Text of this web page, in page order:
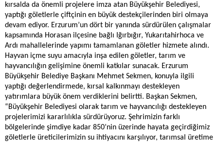
kırsalda da önemli projelere imza atan Büyükşehir Belediyesi,
yaptığı göletlerle çiftçinin en büyük destekçilerinden biri olmaya
devam ediyor. Erzurum’un dört bir yanında sürdürülen çalışmalar
kapsamında Horasan ilçesine bağlı Iğırbığır, Yukarıtahirhoca ve
Ardı mahallelerinde yapımı tamamlanan göletler hizmete alındı.
Hayvan içme suyu amacıyla inşa edilen göletler, tarım ve
hayvancılığın gelişimine önemli katkılar sunacak. Erzurum
Büyükşehir Belediye Başkanı Mehmet Sekmen, konuyla ilgili
yaptığı değerlendirmede, kırsal kalkınmayı destekleyen
yatırımlara büyük önem verdiklerini belirtti. Başkan Sekmen,
“Büyükşehir Belediyesi olarak tarım ve hayvancılığı destekleyen
projelerimizi kararlılıkla sürdürüyoruz. Şehrimizin farklı
bölgelerinde şimdiye kadar 850’nin üzerinde hayata geçirdiğimiz
göletlerle üreticilerimizin su ihtiyacını karşılıyor, tarımsal üretime